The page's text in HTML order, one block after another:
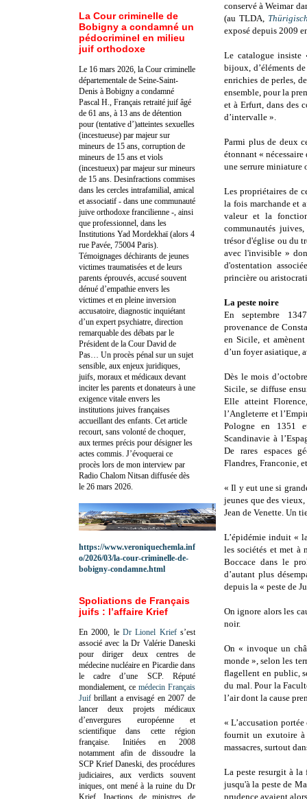
conservé à Weimar
(au TLDA,
exposé depuis 2009
Le catalogue insiste
bijoux, d’éléments
enrichies de perles,
ensemble, pour la
et à Erfurt, dans des
d’intervalle ».
Parmi plus de deux
étonnant «
une serrure miniature
Les propriétaires de
la fois marchande et
valeur et la
communautés
trésor d'église ou du
avec l'invisible »
d'ostentation
princière ou
La peste noire
En septembre
provenance de
en Sicile, et
d’un foyer asiatique,
Dès le mois
Sicile, se diffuse
Elle atteint
l’Angleterre et
Pologne en 1351
Scandinavie à
De rares espaces
Flandres, Franconie,
« Il y eut une si
jeunes que des
Jean de Venette. Un
L’épidémie induit «
les sociétés et met à
Boccace dans le
d’autant plus
depuis la « peste de
On ignore alors les
noir.
On « invoque un
monde », selon les
flagellent en public,
du mal. Pour la
l’air dont la cause
« L’accusation
fournit un exutoire à
massacres, surtout
La peste resurgit à
jusqu'à la peste de
prudence avaient
La Cour criminelle de
Bobigny a condamné un
pédocriminel en milieu
juif orthodoxe
Le 16 mars 2026, la Cour criminelle
départementale de Seine-Saint-
Denis à Bobigny a condamné
Pascal H., Français retraité juif âgé
de 61 ans, à 13 ans de détention
pour (tentative d’)atteintes sexuelles
(incestueuse) par majeur sur
mineurs de 15 ans, corruption de
mineurs de 15 ans et viols
(incestueux) par majeur sur mineurs
de 15 ans. Desinfractions commises
dans les cercles intrafamilial, amical
et associatif - dans une communauté
juive orthodoxe francilienne -, ainsi
que professionnel, dans les
Institutions Yad Mordekhaï (alors 4
rue Pavée, 75004 Paris).
Témoignages déchirants de jeunes
victimes traumatisées et de leurs
parents éprouvés, accusé souvent
dénué d’empathie envers les
victimes et en pleine inversion
accusatoire, diagnostic inquiétant
d’un expert psychiatre, direction
remarquable des débats par le
Président de la Cour David de
Pas… Un procès pénal sur un sujet
sensible, aux enjeux juridiques,
juifs, moraux et médicaux devant
inciter les parents et donateurs à une
exigence vitale envers les
institutions juives françaises
accueillant des enfants. Cet article
recourt, sans volonté de choquer,
aux termes précis pour désigner les
actes commis. J’évoquerai ce
procès lors de mon interview par
Radio Chalom Nitsan diffusée dès
le 26 mars 2026.
https://www.veroniquechemla.inf
o/2026/03/la-cour-criminelle-de-
bobigny-condamne.html
Spoliations de Français
juifs : l’affaire Krief
En 2000, le Dr Lionel Kriefs’est
associé avec la Dr Valérie Daneski
pour diriger deux centres de
médecine nucléaire en Picardie dans
le cadre d’une SCP. Réputé
mondialement, ce médecin Français
Juif brillant a envisagé en 2007 de
lancer deux projets médicaux
d’envergures européenne et
scientifique dans cette région
française. Initiées en 2008
notamment afin de dissoudre la
SCP Krief Daneski, des procédures
judiciaires, aux verdicts souvent
iniques, ont mené à la ruine du Dr
Krief.Inactions de ministres de